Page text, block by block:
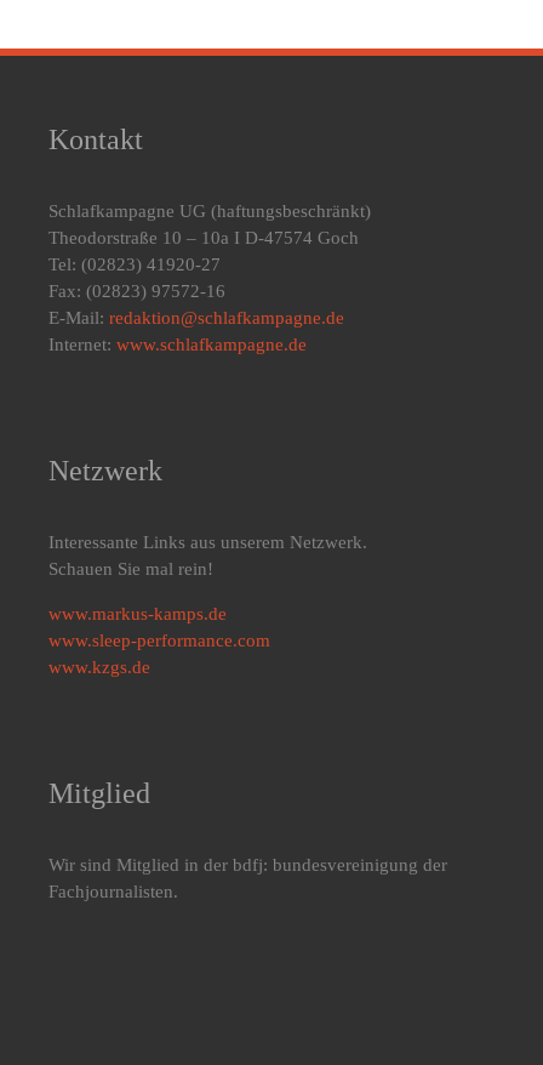
Kontakt
Schlafkampagne UG (haftungsbeschränkt)
Theodorstraße 10 – 10a I D-47574 Goch
Tel: (02823) 41920-27
Fax: (02823) 97572-16
E-Mail: redaktion@schlafkampagne.de
Internet: www.schlafkampagne.de
Netzwerk
Interessante Links aus unserem Netzwerk.
Schauen Sie mal rein!
www.markus-kamps.de
www.sleep-performance.com
www.kzgs.de
Mitglied
Wir sind Mitglied in der bdfj: bundesvereinigung der
Fachjournalisten.